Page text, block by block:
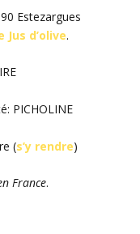
Estezargues
Jus d’olive.
PICHOLINE
(s’y rendre)
France.